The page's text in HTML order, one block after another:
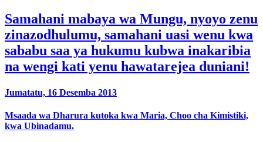
Samahani mabaya wa Mungu, nyoyo zenu
zinazodhulumu, samahani uasi wenu kwa
sababu saa ya hukumu kubwa inakaribia
na wengi kati yenu hawatarejea duniani!
Jumatatu, 16 Desemba 2013
Msaada wa Dharura kutoka kwa Maria, Choo cha Kimistiki,
kwa Ubinadamu.